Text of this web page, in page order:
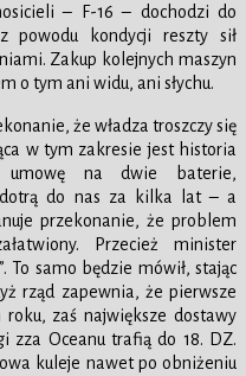
– F-16 – dochodzi do
powodu kondycji reszty sił
Zakup kolejnych maszyn
o tym ani widu, ani słychu.
że władza troszczy się
w tym zakresie jest historia
umowę na dwie baterie,
dotrą do nas za kilka lat – a
przekonanie, że problem
Przecież minister
To samo będzie mówił, stając
rząd zapewnia, że pierwsze
roku, zaś największe dostawy
zza Oceanu trafią do 18. DZ.
kuleje nawet po obniżeniu